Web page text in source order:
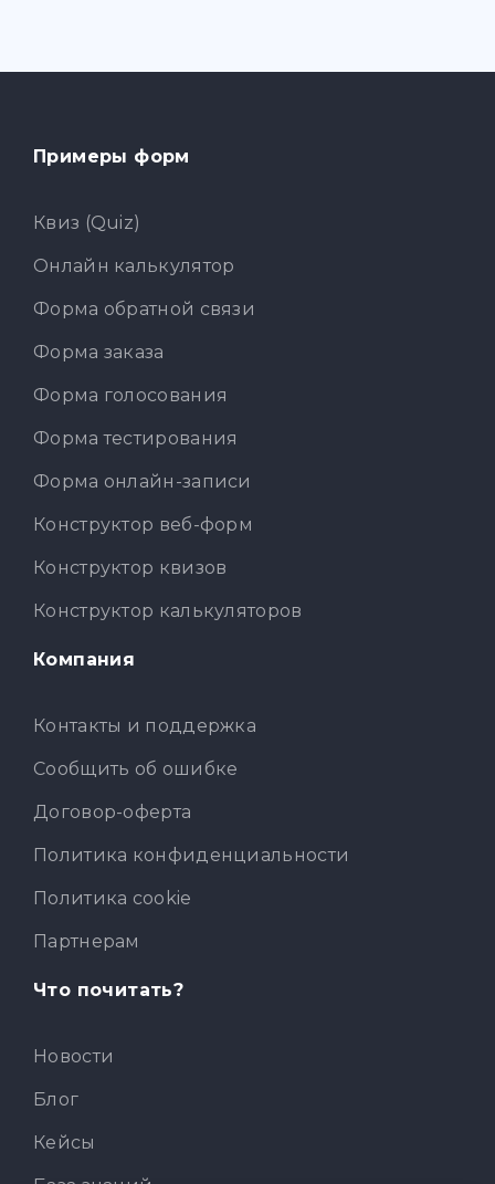
Примеры форм
Квиз (Quiz)
Онлайн калькулятор
Форма обратной связи
Форма заказа
Форма голосования
Форма тестирования
Форма онлайн-записи
Конструктор веб-форм
Конструктор квизов
Конструктор калькуляторов
Компания
Контакты и поддержка
Сообщить об ошибке
Договор-оферта
Политика конфиденциальности
Политика cookie
Партнерам
Что почитать?
Новости
Блог
Кейсы